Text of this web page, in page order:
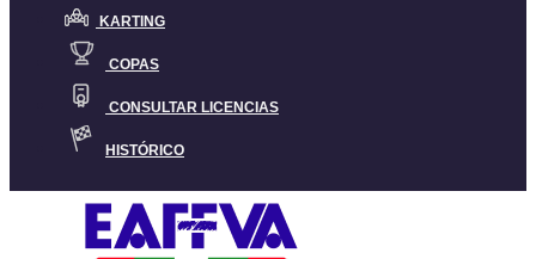
KARTING
COPAS
CONSULTAR LICENCIAS
HISTÓRICO